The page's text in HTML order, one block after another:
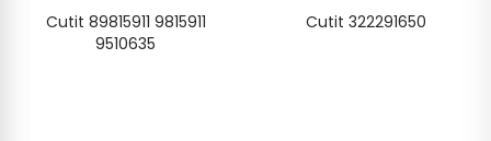
Cutit 89815911 9815911
9510635
Cutit 322291650